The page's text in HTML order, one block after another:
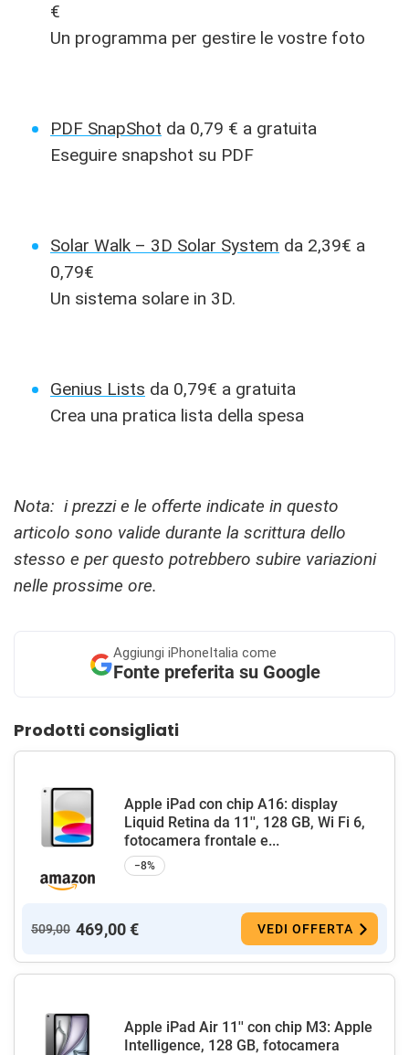
€
Un programma per gestire le vostre foto
PDF SnapShot da 0,79 € a gratuita
Eseguire snapshot su PDF
Solar Walk – 3D Solar System da 2,39€ a
0,79€
Un sistema solare in 3D.
Genius Lists da 0,79€ a gratuita
Crea una pratica lista della spesa
Nota: i prezzi e le offerte indicate in questo
articolo sono valide durante la scrittura dello
stesso e per questo potrebbero subire variazioni
nelle prossime ore.
Aggiungi iPhoneItalia come
Fonte preferita su Google
Prodotti consigliati
Apple iPad con chip A16: display
Liquid Retina da 11'', 128 GB, Wi Fi 6,
fotocamera frontale e...
−8%
509,00 469,00 € VEDI OFFERTA
Apple iPad Air 11'' con chip M3: Apple
Intelligence, 128 GB, fotocamera